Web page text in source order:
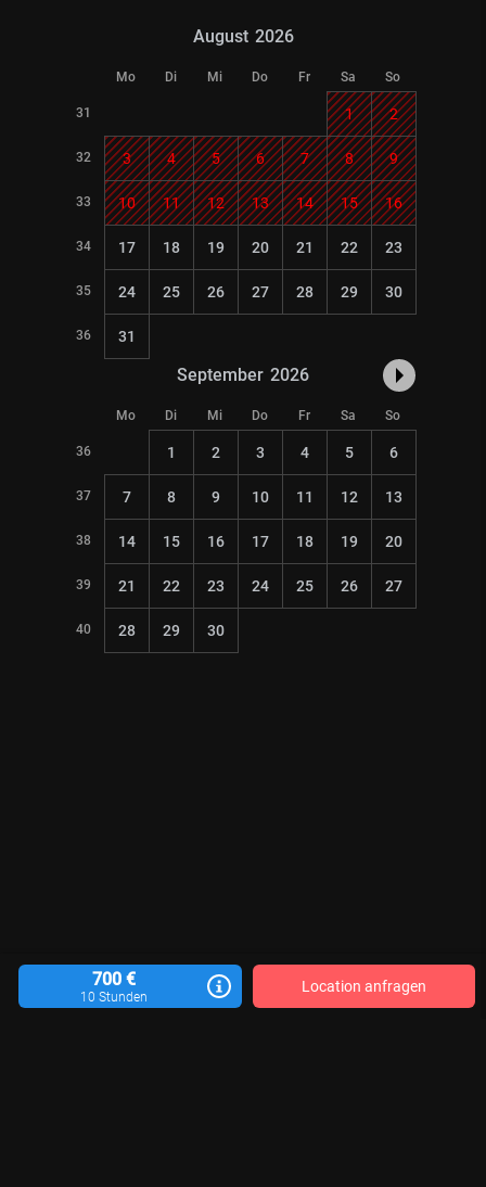
August 2026
Mo Di Mi Do Fr Sa So
31 1 2
32 3 4 5 6 7 8 9
33 10 11 12 13 14 15 16
34 17 18 19 20 21 22 23
35 24 25 26 27 28 29 30
36 31
September 2026
Mo Di Mi Do Fr Sa So
36 1 2 3 4 5 6
37 7 8 9 10 11 12 13
38 14 15 16 17 18 19 20
39 21 22 23 24 25 26 27
40 28 29 30
700 €
10 Stunden
Location anfragen